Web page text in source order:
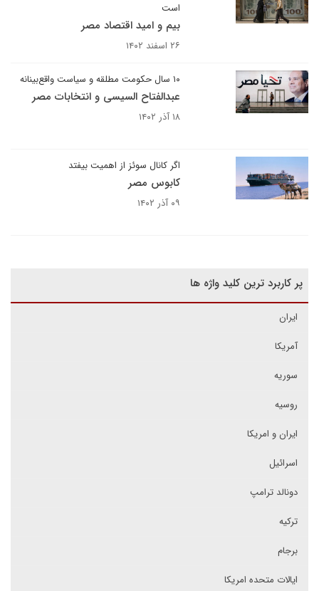
است
بیم و امید اقتصاد مصر
۲۶ اسفند ۱۴۰۲
۱۰ سال حکومت مطلقه و سیاست واقع‌بینانه
عبدالفتاح السیسی و انتخابات مصر
۱۸ آذر ۱۴۰۲
اگر کانال سوئز از اهمیت بیفتد
کابوس مصر
۰۹ آذر ۱۴۰۲
پر کاربرد ترین کلید واژه ها
ایران
آمریکا
سوریه
روسیه
ایران و امریکا
اسرائیل
دونالد ترامپ
ترکیه
برجام
ایالات متحده امریکا